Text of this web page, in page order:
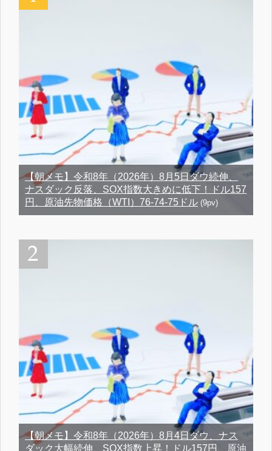
【朝メモ】令和8年（2026年）8月5日ダウ続伸、
ナスダック反落、SOX指数大きめに低下！ドル157
円、原油先物価格（WTI）76-74-75ドル (9pv)
【朝メモ】令和8年（2026年）8月4日ダウ、ナス
ダック大幅続伸、SOX指数上昇！ドル157円、原油